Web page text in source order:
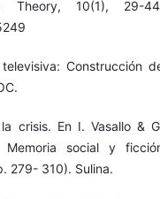
Theory, 10(1), 29-
Construcción
crisis. En I. Vasallo &
Memoria social y
279- 310). Sulina.